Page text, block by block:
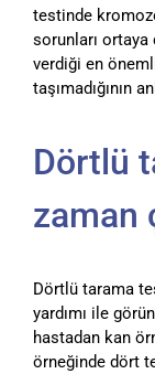
testinde
sorunları
verdiği en
taşımadığının
Dörtlü
zaman
Dörtlü tarama
yardımı ile
hastadan kan
örneğinde dört